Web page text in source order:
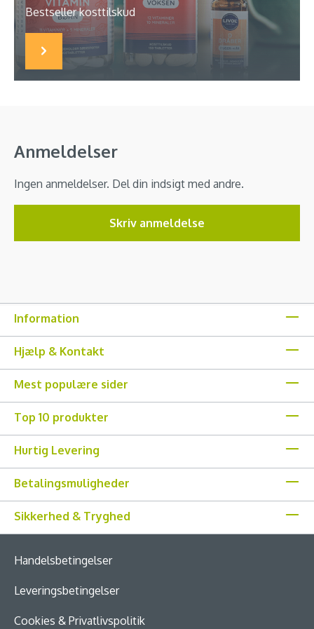
Bestseller kosttilskud
Anmeldelser
Ingen anmeldelser. Del din indsigt med andre.
Skriv anmeldelse
Information
Hjælp & Kontakt
Mest populære sider
Top 10 produkter
Hurtig Levering
Betalingsmuligheder
Sikkerhed & Tryghed
Handelsbetingelser
Leveringsbetingelser
Cookies & Privatlivspolitik